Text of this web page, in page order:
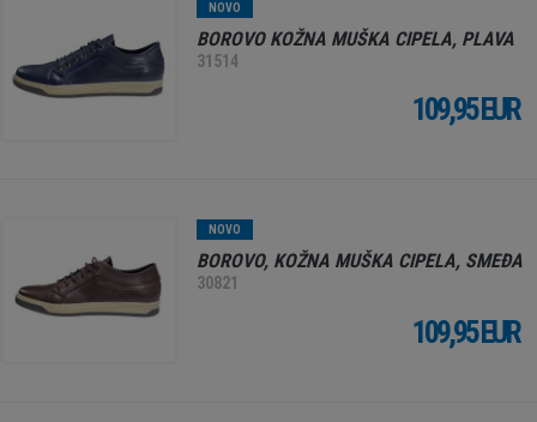
NOVO
BOROVO KOŽNA MUŠKA CIPELA, PLAVA
31514
109,95 EUR
NOVO
BOROVO, KOŽNA MUŠKA CIPELA, SMEĐA
30821
109,95 EUR